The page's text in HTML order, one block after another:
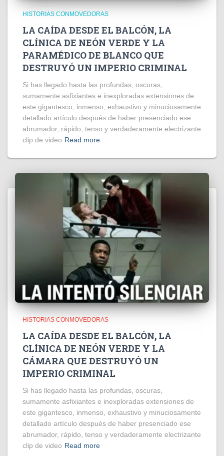
HISTORIAS CONMOVEDORAS
LA CAÍDA DESDE EL BALCÓN, LA
CLÍNICA DE NEÓN VERDE Y LA
PARAMÉDICO DE BLANCO QUE
DESTRUYÓ UN IMPERIO CRIMINAL
Si has llegado hasta las profundas, oscuras,
sumamente asfixiantes e inexploradas extensiones de
este gigantesco, inmenso, exhaustivo y minuciosamente
detallado artículo después de haber presenciado ese
abrumador, rápido, tenso y verdaderamente electrizante
clip de video Read more
HISTORIAS CONMOVEDORAS
LA CAÍDA DESDE EL BALCÓN, LA
CLÍNICA DE NEÓN VERDE Y LA
CÁMARA QUE DESTRUYÓ UN
IMPERIO CRIMINAL
Si has llegado hasta las profundas, oscuras,
sumamente asfixiantes e inexploradas extensiones de
este gigantesco, inmenso, exhaustivo y minuciosamente
detallado artículo después de haber presenciado ese
abrumador, rápido, tenso y verdaderamente electrizante
clip de video Read more